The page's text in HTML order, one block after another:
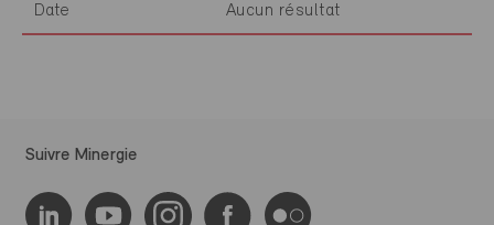
Date Aucun résultat
Suivre Minergie